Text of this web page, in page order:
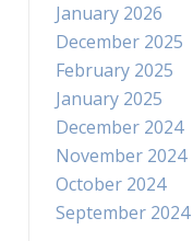
January 2026
December 2025
February 2025
January 2025
December 2024
November 2024
October 2024
September 2024